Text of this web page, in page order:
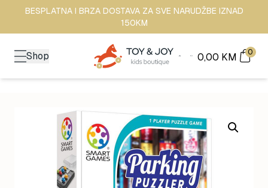
BESPLATNA I BRZA DOSTAVA ZA SVE NARUDŽBE IZNAD
150KM
Shop 0,00 KM 0